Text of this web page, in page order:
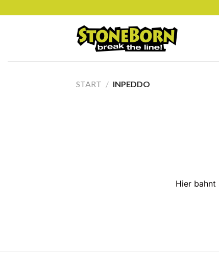
to
START / INPEDDO
Hier